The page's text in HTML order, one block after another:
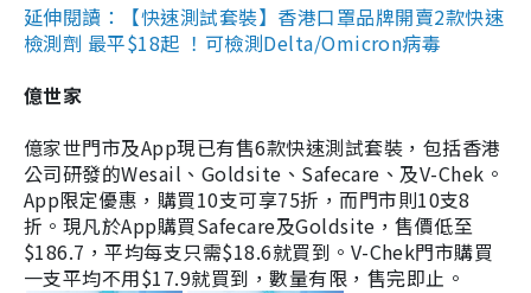
延伸閱讀：【快速測試套裝】香港口罩品牌開賣2款快速
檢測劑 最平$18起 ！可檢測Delta/Omicron病毒
億世家
億家世門市及App現已有售6款快速測試套裝，包括香港
公司研發的Wesail、Goldsite、Safecare、及V-Chek。
App限定優惠，購買10支可享75折，而門市則10支8
折。現凡於App購買Safecare及Goldsite，售價低至
$186.7，平均每支只需$18.6就買到。V-Chek門市購買
一支平均不用$17.9就買到，數量有限，售完即止。